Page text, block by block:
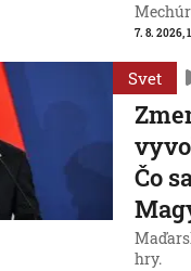
7. 8. 2026,
Svet
Čo
hry.